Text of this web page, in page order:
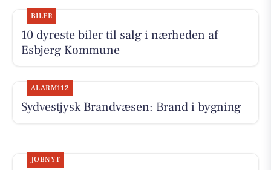
BILER
10 dyreste biler til salg i nærheden af
Esbjerg Kommune
ALARM112
Sydvestjysk Brandvæsen: Brand i bygning
JOBNYT